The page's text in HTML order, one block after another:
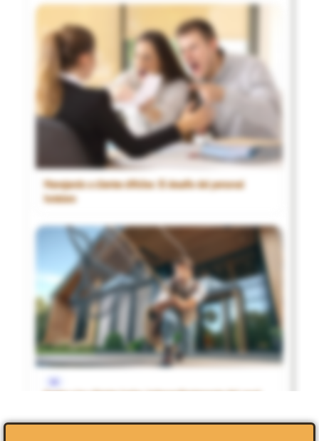
Manejando a clientes difíciles: El desafío del personal
hotelero
Captar a los clientes leales, independientemente del canal